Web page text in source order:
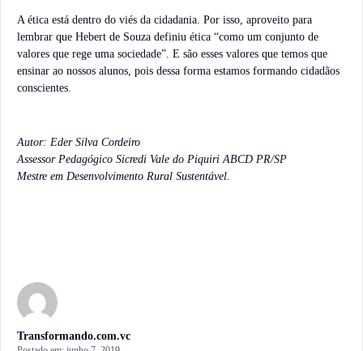
Transformando.com.vc
A ética está dentro do viés da cidadania. Por isso, aproveito para
lembrar que Hebert de Souza definiu ética “como um conjunto de
valores que rege uma sociedade”. E são esses valores que temos que
ensinar ao nossos alunos, pois dessa forma estamos formando cidadãos
conscientes.
Autor: Eder Silva Cordeiro
Assessor Pedagógico Sicredi Vale do Piquiri ABCD PR/SP
Mestre em Desenvolvimento Rural Sustentável.